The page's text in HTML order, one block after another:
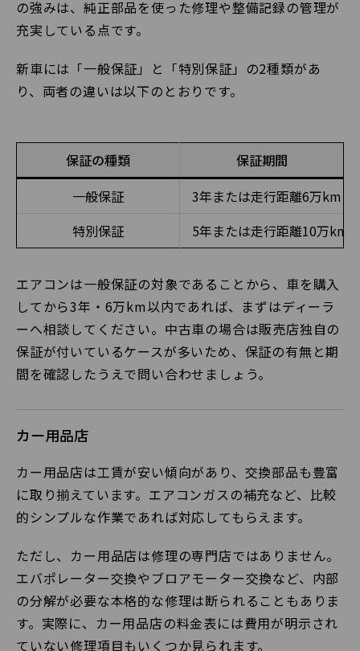
の強みは、純正部品を使った修理や整備記録の管理が
充実している点です。
新車には「一般保証」と「特別保証」の2種類があ
り、両者の違いは以下のとおりです。
保証の種類
保証期間
一般保証
3年または走行距離6万kmの
特別保証
5年または走行距離10万km
エアコンは一般保証の対象であることから、車を購入
してから3年・6万km以内であれば、まずはディーラ
ーへ相談してください。中古車の場合は販売店独自の
保証が付いているケースが多いため、保証の有無と期
間を確認したうえで問い合わせましょう。
カー用品店
カー用品店は工賃が安い傾向があり、交換部品も豊富
に取り揃えています。エアコンガスの補充など、比較
的シンプルな作業であれば対応してもらえます。
ただし、カー用品店は修理の専門店ではありません。
エバポレーター交換やブロアモーター交換など、内部
の分解が必要な本格的な修理は断られることもありま
す。実際に、カー用品店の料金表には費用が明示され
ていない修理項目もいくつか見られます。